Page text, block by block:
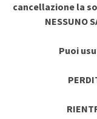
cancellazione la
NESSUNO
Puoi